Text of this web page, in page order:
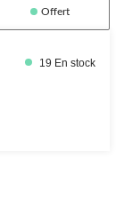
Offert
19 En stock